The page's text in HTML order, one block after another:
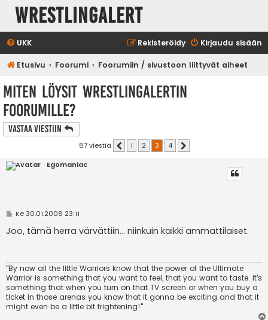
WrestlingAlert
UKK Kirjaudu sisään
Rekisteröidy
Etusivu Foorumi Foorumiin / sivustoon liittyvät aiheet
Miten löysit Wrestlingalertin
foorumille?
Vastaa Viestiin
87 viestiä Edellinen
1 2 3 4
Egomaniac
V
e
s
Ke 30.01.2008 23:11
Joo, tämä herra värvättiin... niinkuin kaikki ammattilaiset.
"By now all the little Warriors know that the power of the Ultimate
Warrior is something that you want to feel, that you want to taste. It's
something that when you turn on that TV screen or when you buy a
ticket in those arenas you know that it gonna be exciting and that it
might even be a little bit frightening!"